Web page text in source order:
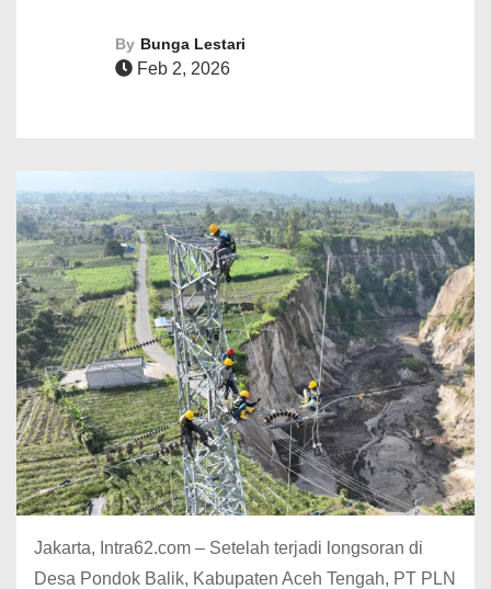
By Bunga Lestari
Feb 2, 2026
Jakarta, Intra62.com – Setelah terjadi longsoran di
Desa Pondok Balik, Kabupaten Aceh Tengah, PT PLN